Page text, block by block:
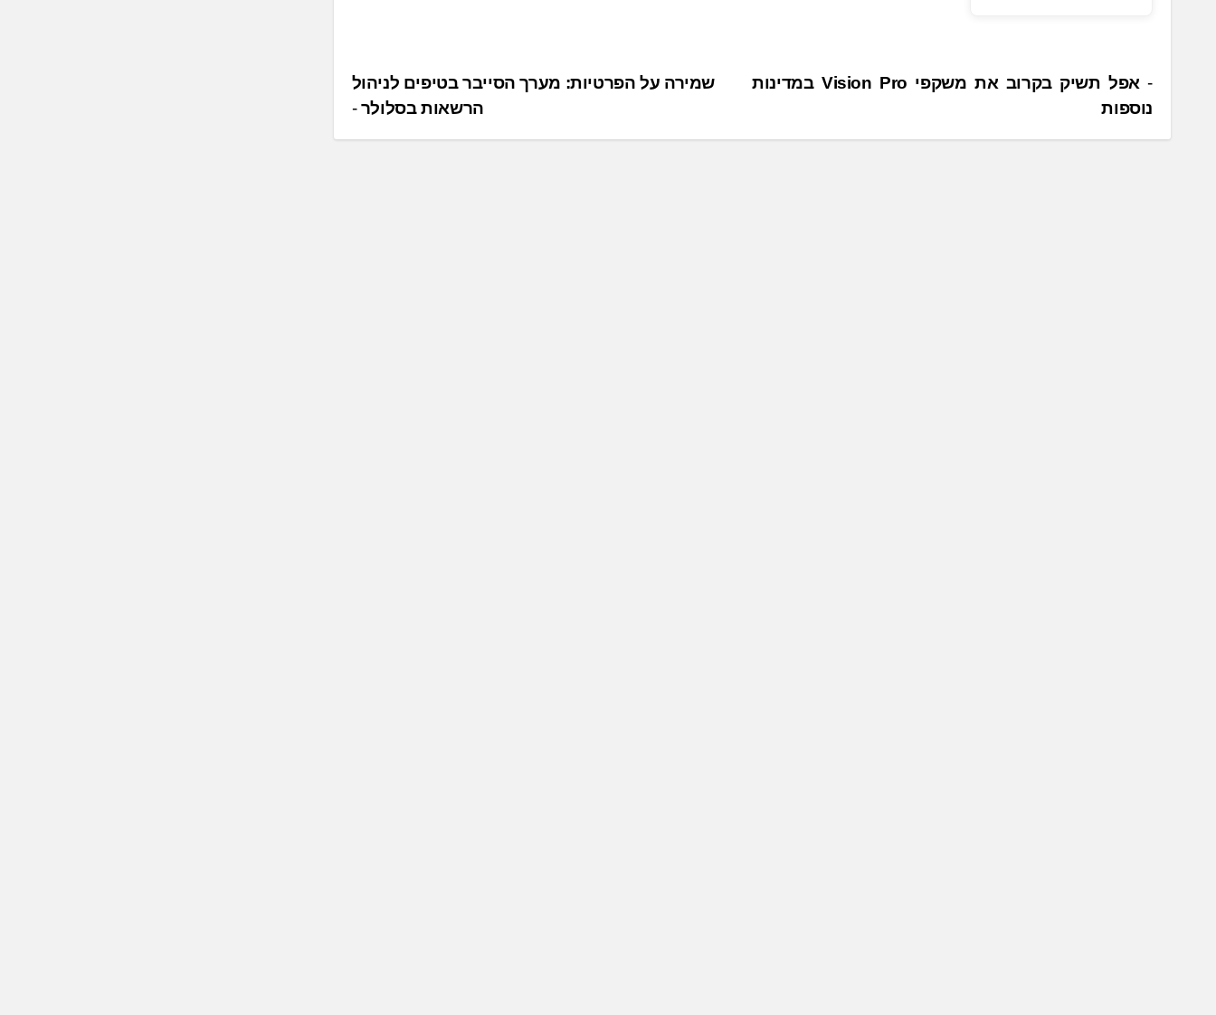
נ
י
ו
שמירה על הפרטיות: מערך הסייבר בטיפים לניהול
הרשאות בסלולר
אפל תשיק בקרוב את משקפי Vision Pro במדינות
נוספות